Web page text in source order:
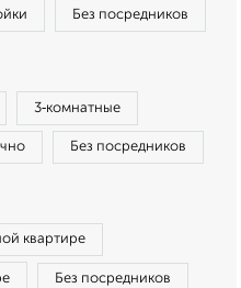
Без посредников
3‑комнатные
Без посредников
квартире
Без посредников